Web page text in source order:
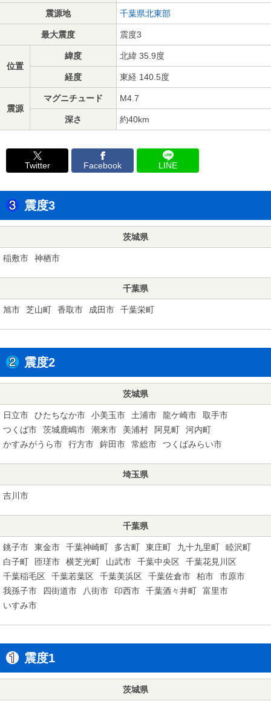
震源地 千葉県北東部
最大震度 震度3
位置
緯度 北緯 35.9度
経度 東経 140.5度
震源
マグニチュード M4.7
深さ 約40km
Twitter Facebook LINE
震度3
茨城県
稲敷市 神栖市
千葉県
旭市 芝山町 香取市 成田市 千葉栄町
震度2
茨城県
日立市 ひたちなか市 小美玉市 土浦市 龍ケ崎市
取手市
つくば市
茨城鹿嶋市 潮来市 美浦村 阿見町
河内町
かすみがうら市
行方市 鉾田市 常総市 つくばみらい市
埼玉県
吉川市
千葉県
銚子市 東金市 千葉神崎町 多古町 東庄町 九十九里町
睦沢町
白子町
匝瑳市 横芝光町 山武市 千葉中央区
千葉花見川区
千葉稲毛区
千葉若葉区 千葉美浜区 千葉佐倉市 柏市
市原市
我孫子市
四街道市 八街市 印西市 千葉酒々井町
富里市
いすみ市
震度1
茨城県